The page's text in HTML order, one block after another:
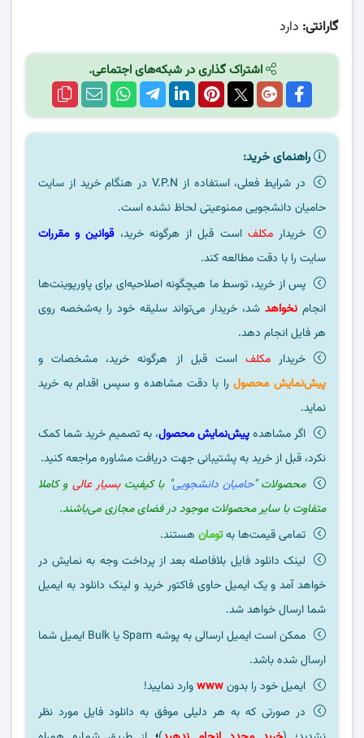
گارانتی: دارد
اشتراک گذاری در شبکه‌های اجتماعی.
راهنمای خرید:
در شرایط فعلی، استفاده از V.P.N در هنگام خرید از سایت
حامیان دانشجویی ممنوعیتی لحاظ نشده است.
خریدارمکلف است قبل از هرگونه خرید،قوانین و مقررات
سایت را با دقت مطالعه کند.
پس از خرید، توسط ما هیچگونه اصلاحیه‌ای برای پاورپوینت‌ها
انجام نخواهد شد، خریدار می‌تواند سلیقه خود را به‌شخصه روی
هر فایل انجام دهد.
خریدارمکلف است قبل از هرگونه خرید، مشخصات و
پیش‌نمایش محصولرا با دقت مشاهده و سپس اقدام به خرید
نماید.
اگر مشاهدهپیش‌نمایش محصول، به تصمیم خرید شما کمک
نکرد، قبل از خرید به پشتیبانی جهت دریافت مشاوره مراجعه کنید.
محصولات "حامیان دانشجویی" با کیفیت بسیار عالی و کاملا
متفاوت با سایر محصولات موجود در فضای مجازی می‌باشند.
تمامی قیمت‌ها بهتومان هستند.
لینک دانلود فایل بلافاصله بعد از پرداخت وجه به نمایش در
خواهد آمد و یک ایمیل حاوی فاکتور خرید و لینک دانلود به ایمیل
شما ارسال خواهد شد.
ممکن است ایمیل ارسالی به پوشه Spam یا Bulk ایمیل شما
ارسال شده باشد.
ایمیل خود را بدونwwwوارد نمایید!
در صورتی که به هر دلیلی موفق به دانلود فایل مورد نظر